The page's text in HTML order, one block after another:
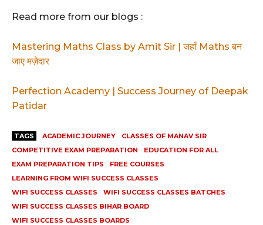
Read more from our blogs :
Mastering Maths Class by Amit Sir | जहाँ Maths बन
जाए मज़ेदार
Perfection Academy | Success Journey of Deepak
Patidar
TAGS ACADEMIC JOURNEY
CLASSES OF MANAV SIR
COMPETITIVE EXAM PREPARATION
EDUCATION FOR ALL
EXAM PREPARATION TIPS
FREE COURSES
LEARNING FROM WIFI SUCCESS CLASSES
WIFI SUCCESS CLASSES
WIFI SUCCESS CLASSES BATCHES
WIFI SUCCESS CLASSES BIHAR BOARD
WIFI SUCCESS CLASSES BOARDS